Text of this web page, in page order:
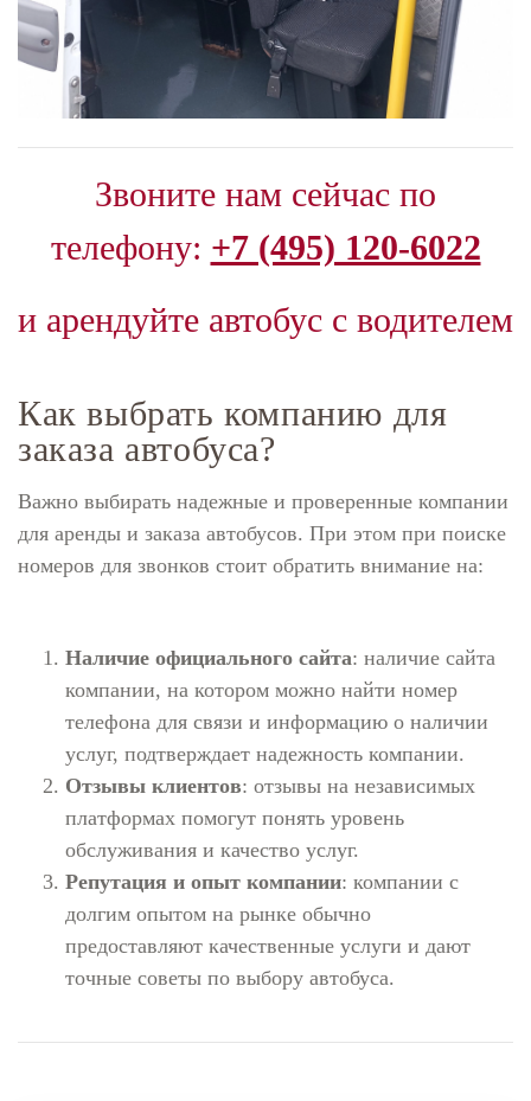
Звоните нам сейчас по
телефону: +7 (495) 120-6022
и арендуйте автобус с водителем
Как выбрать компанию для
заказа автобуса?
Важно выбирать надежные и проверенные компании
для аренды и заказа автобусов. При этом при поиске
номеров для звонков стоит обратить внимание на:
Наличие официального сайта: наличие сайта
компании, на котором можно найти номер
телефона для связи и информацию о наличии
услуг, подтверждает надежность компании.
Отзывы клиентов: отзывы на независимых
платформах помогут понять уровень
обслуживания и качество услуг.
Репутация и опыт компании: компании с
долгим опытом на рынке обычно
предоставляют качественные услуги и дают
точные советы по выбору автобуса.